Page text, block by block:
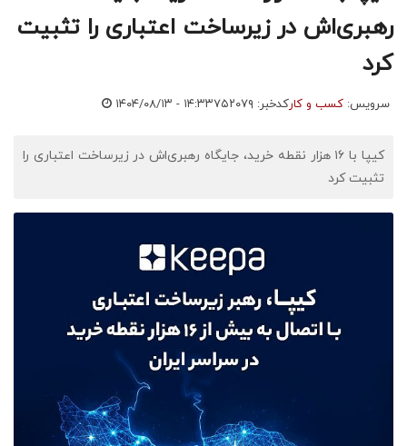
رهبری‌اش در زیرساخت اعتباری را تثبیت
کرد
سرویس: کسب و کارکدخبر: ۷۵۲۰۷۹ ۱۴۰۴/۰۸/۱۳ - ۱۴:۳۳
کیپا با ۱۶ هزار نقطه خرید، جایگاه رهبری‌اش در زیرساخت اعتباری را
تثبیت کرد